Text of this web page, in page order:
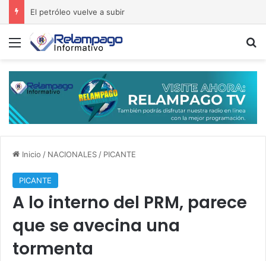
Menú
Inicio / NACIONALES / PICANTE
PICANTE
A lo interno del PRM, parece
que se avecina una
tormenta